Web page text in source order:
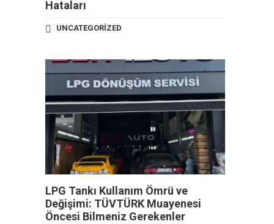
Hataları
UNCATEGORIZED
LPG Tankı Kullanım Ömrü ve
Değişimi: TÜVTÜRK Muayenesi
Öncesi Bilmeniz Gerekenler